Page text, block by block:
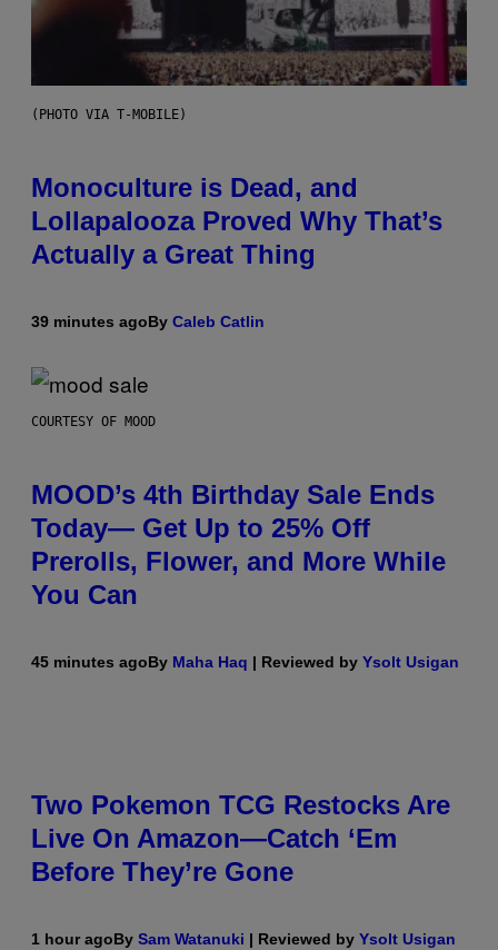
(PHOTO VIA T-MOBILE)
Monoculture is Dead, and
Lollapalooza Proved Why That’s
Actually a Great Thing
39 minutes agoBy Caleb Catlin
COURTESY OF MOOD
MOOD’s 4th Birthday Sale Ends
Today— Get Up to 25% Off
Prerolls, Flower, and More While
You Can
45 minutes agoBy Maha Haq | Reviewed by Ysolt Usigan
Two Pokemon TCG Restocks Are
Live On Amazon—Catch ‘Em
Before They’re Gone
1 hour agoBy Sam Watanuki | Reviewed by Ysolt Usigan